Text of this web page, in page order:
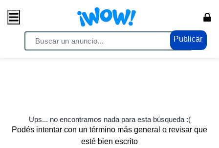
Publicar
Ups... no encontramos nada para esta búsqueda :(
Podés intentar con un término más general o revisar que
esté bien escrito